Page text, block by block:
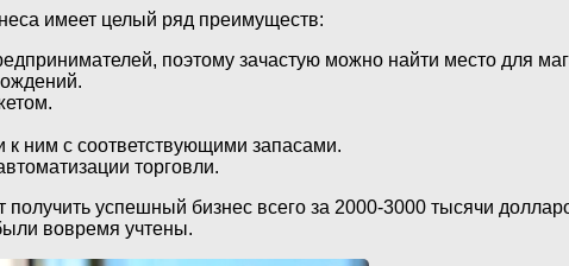
имеет целый ряд преимуществ:
поэтому зачастую можно найти место для
ним с соответствующими запасами.
торговли.
получить успешный бизнес всего за 2000-3000 тысячи
вовремя учтены.